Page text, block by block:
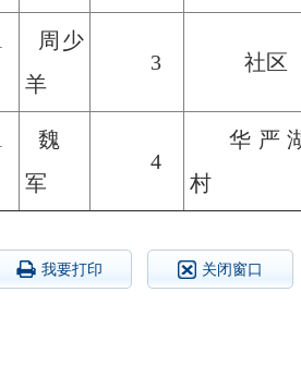
周少
羊
3 社区
魏
军
4
华严
村
我要打印 关闭窗口